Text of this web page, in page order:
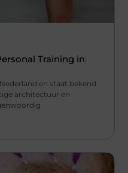
Training in
en staat bekend
architectuur en